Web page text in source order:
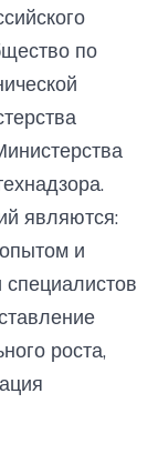
по
являются:
и
роста,